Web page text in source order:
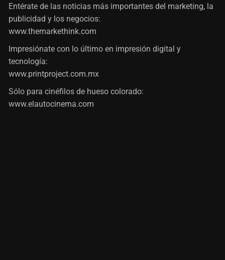
Entérate de las noticias más importantes del marketing, la
publicidad y los negocios:
www.themarkethink.com
Impresiónate con lo último en impresión digital y
tecnología:
www.printproject.com.mx
Sólo para cinéfilos de hueso colorado:
www.elautocinema.com